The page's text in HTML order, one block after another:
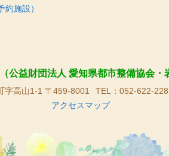
約施設）
公益財団法人 愛知県都市整備協会・
字高山1-1 〒459-8001 TEL：052-622-
アクセスマップ